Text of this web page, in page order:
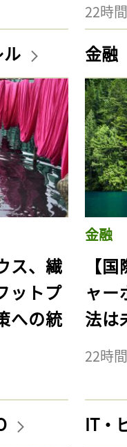
22時
ス、繊
ットプ
への統
金融
金融
【
ャー
法は
22時
IT・